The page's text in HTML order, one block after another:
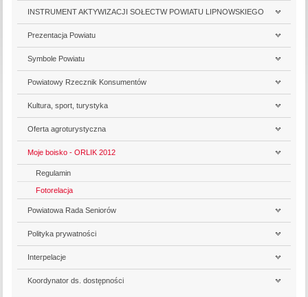
INSTRUMENT AKTYWIZACJI SOŁECTW POWIATU LIPNOWSKIEGO
Prezentacja Powiatu
Symbole Powiatu
Powiatowy Rzecznik Konsumentów
Kultura, sport, turystyka
Oferta agroturystyczna
Moje boisko - ORLIK 2012
Regulamin
Fotorelacja
Powiatowa Rada Seniorów
Polityka prywatności
Interpelacje
Koordynator ds. dostępności